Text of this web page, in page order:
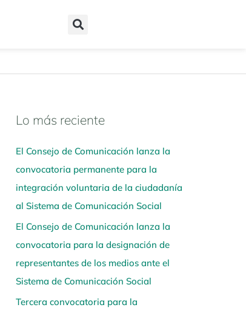
Lo más reciente
El Consejo de Comunicación lanza la
convocatoria permanente para la
integración voluntaria de la ciudadanía
al Sistema de Comunicación Social
El Consejo de Comunicación lanza la
convocatoria para la designación de
representantes de los medios ante el
Sistema de Comunicación Social
Tercera convocatoria para la
N
v
e
g
a
a
q
u
í